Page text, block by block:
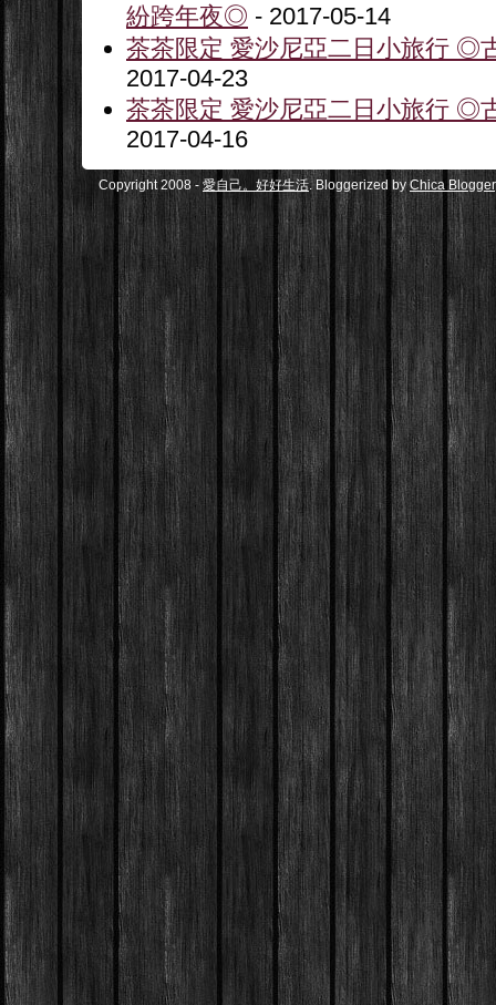
紛跨年夜◎ - 2017-05-14
茶茶限定 愛沙尼亞二日小旅行 ◎
2017-04-23
茶茶限定 愛沙尼亞二日小旅行 ◎
2017-04-16
Copyright 2008 - 愛自己。好好生活. Bloggerized byChica Blogger